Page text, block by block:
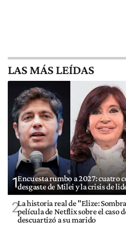
LAS MÁS LEÍDAS
1Encuesta rumbo a 2027: cuatro
desgaste de Milei y la crisis de
2La historia real de "Elize:
película de Netflix sobre el caso
descuartizó a su marido